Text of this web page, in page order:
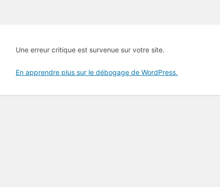
Une erreur critique est survenue sur votre site.
En apprendre plus sur le débogage de WordPress.